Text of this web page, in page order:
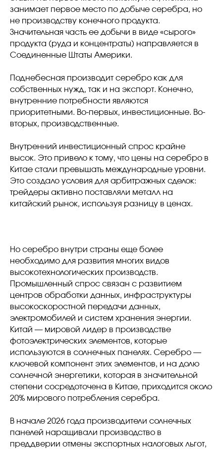
занимает первое место по добыче серебра, но
не производству конечного продукта.
Значительная часть ее добычи в виде «сырого»
продукта (руда и концентраты) направляется в
Соединенные Штаты Америки.
Поднебесная производит серебро как для
собственных нужд, так и на экспорт. Конечно,
внутренние потребности являются
приоритетными. Во-первых, инвестиционные. Во-
вторых, производственные.
Внутренний инвестиционный спрос крайне
высок. Это привело к тому, что цены на серебро в
Китае стали превышать международные уровни.
Это создало условия для арбитражных сделок:
трейдеры активно поставляли металл на
китайский рынок, используя разницу в ценах.
Но серебро внутри страны еще более
необходимо для развития многих видов
высокотехнологических производств.
Промышленный спрос связан с развитием
центров обработки данных, инфраструктуры
высокоскоростной передачи данных,
электромобилей и систем хранения энергии.
Китай — мировой лидер в производстве
фотоэлектрических элементов, которые
используются в солнечных панелях. Серебро —
ключевой компонент этих элементов, и на долю
солнечной энергетики, которая в значительной
степени сосредоточена в Китае, приходится около
20% мирового потребления серебра.
В начале 2026 года производители солнечных
панелей наращивали производство в
преддверии отмены экспортных налоговых льгот,